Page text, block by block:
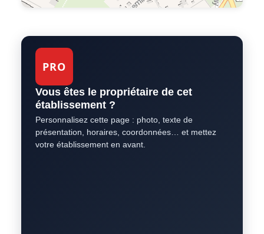
PRO
Vous êtes le propriétaire de cet
établissement ?
Personnalisez cette page : photo, texte de
présentation, horaires, coordonnées… et mettez
votre établissement en avant.